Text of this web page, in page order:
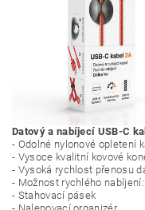
Datový a nabíjecí USB-C
- Odolné nylonové opletení
- Vysoce kvalitní kovové
- Vysoká rychlost přenosu
- Možnost rychlého
- Stahovací pásek